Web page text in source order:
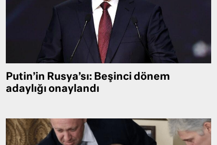
Putin’in Rusya’sı: Beşinci dönem
adaylığı onaylandı